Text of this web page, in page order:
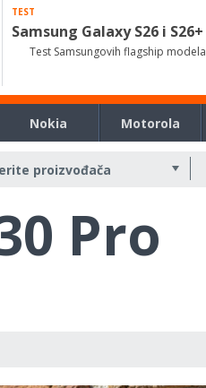
TEST
Samsung Galaxy S26 i S26+
Test Samsungovih flagship modela
Nokia Motorola
Pro